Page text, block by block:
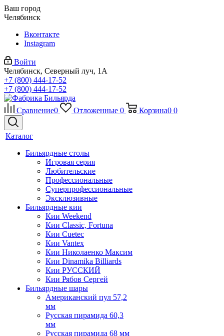
Ваш город
Челябинск
Вконтакте
Instagram
Войти
Челябинск, Северный луч, 1А
+7 (800) 444-17-52
+7 (800) 444-17-52
Сравнение0 Отложенные 0 Корзина0 0
Каталог
Бильярдные столы
Игровая серия
Любительские
Профессиональные
Суперпрофессиональные
Эксклюзивные
Бильярдные кии
Кии Weekend
Кии Classic, Fortuna
Кии Cuetec
Кии Vantex
Кии Николаенко Максим
Кии Dinamika Billiards
Кии РУССКИЙ
Кии Рябов Сергей
Бильярдные шары
Американский пул 57,2
мм
Русская пирамида 60,3
мм
Русская пирамида 68 мм